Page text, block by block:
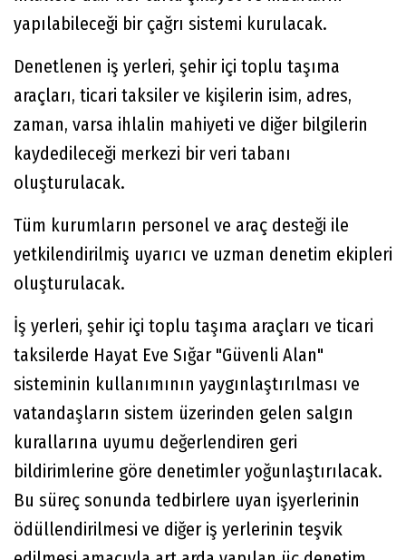
yapılabileceği bir çağrı sistemi kurulacak.
Denetlenen iş yerleri, şehir içi toplu taşıma
araçları, ticari taksiler ve kişilerin isim, adres,
zaman, varsa ihlalin mahiyeti ve diğer bilgilerin
kaydedileceği merkezi bir veri tabanı
oluşturulacak.
Tüm kurumların personel ve araç desteği ile
yetkilendirilmiş uyarıcı ve uzman denetim ekipleri
oluşturulacak.
İş yerleri, şehir içi toplu taşıma araçları ve ticari
taksilerde Hayat Eve Sığar "Güvenli Alan"
sisteminin kullanımının yaygınlaştırılması ve
vatandaşların sistem üzerinden gelen salgın
kurallarına uyumu değerlendiren geri
bildirimlerine göre denetimler yoğunlaştırılacak.
Bu süreç sonunda tedbirlere uyan işyerlerinin
ödüllendirilmesi ve diğer iş yerlerinin teşvik